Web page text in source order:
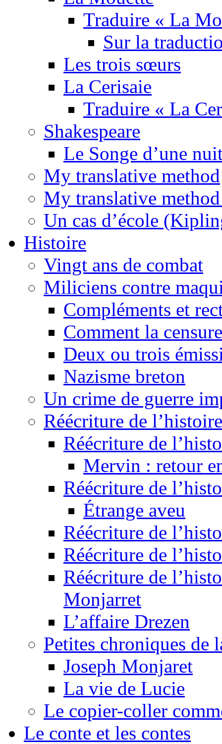
Traduire « La
Sur la
Les trois sœurs
La Cerisaie
Traduire « La
Shakespeare
Le Songe d’une
My translative method
My translative
Un cas d’école
Histoire
Vingt ans de combat
Miliciens contre
Compléments et
Comment la
Deux ou trois
Nazisme breton
Un crime de guerre
Réécriture de
Réécriture de
Mervin : retour
Réécriture de
Étrange aveu
Réécriture de
Réécriture de
Réécriture de
Monjarret
L’affaire Drezen
Petites chroniques de
Joseph Monjaret
La vie de Lucie
Le copier-coller
Le conte et les contes